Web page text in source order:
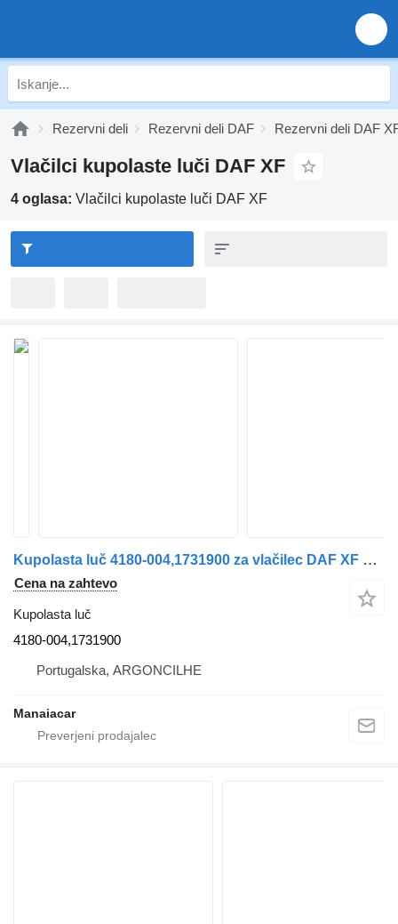
Rezervni deli Rezervni deli DAF Rezervni deli DAF
Vlačilci kupolaste luči DAF XF
4 oglasa: Vlačilci kupolaste luči DAF XF
Kupolasta luč 4180-004,1731900 za vlačilec DAF XF 105
Cena na zahtevo
Kupolasta luč
4180-004,1731900
Portugalska, ARGONCILHE
Manaiacar